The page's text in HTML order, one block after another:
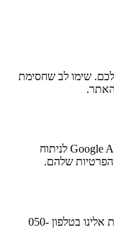
שימו לב שחסימת
האתר.
אנו משתמשים בשירותי אנליטיקה כגון Google Analytics לניתוח
הפרטיות שלהם.
לשאלות בנוגע למדיניות העוגיות שלנו, ניתן לפנות אלינו בטלפון 050-